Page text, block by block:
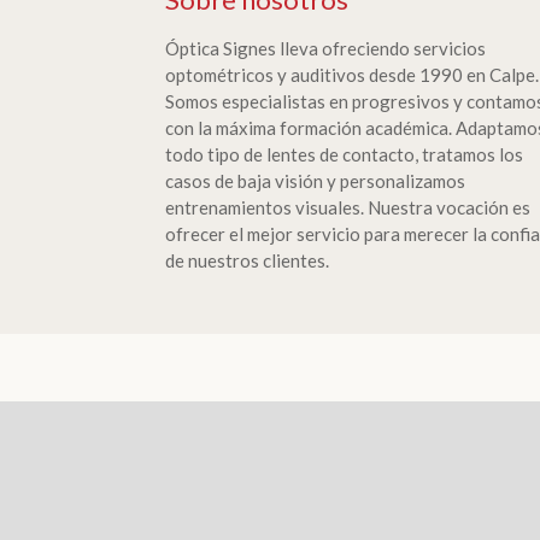
Óptica Signes lleva ofreciendo servicios
optométricos y auditivos desde 1990 en Calpe.
Somos especialistas en progresivos y
con la máxima formación académica.
todo tipo de lentes de contacto, tratamos los
casos de baja visión y personalizamos
entrenamientos visuales. Nuestra vocación es
ofrecer el mejor servicio para merecer la
de nuestros clientes.